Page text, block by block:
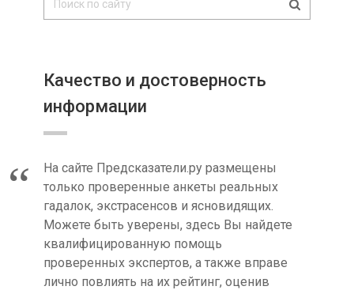
Качество и достоверность
информации
На сайте Предсказатели.ру размещены
только проверенные анкеты реальных
гадалок, экстрасенсов и ясновидящих.
Можете быть уверены, здесь Вы найдете
квалифицированную помощь
проверенных экспертов, а также вправе
лично повлиять на их рейтинг, оценив